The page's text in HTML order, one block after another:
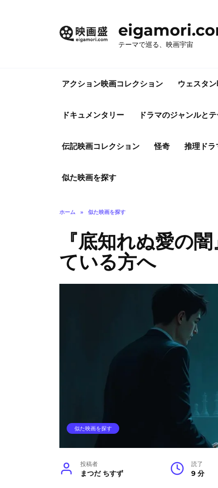
テーマで巡る、映画宇宙
アクション映画コレクション ウェスタ
ドキュメンタリー ドラマのジャンルと
伝記映画コレクション 怪奇 推理ドラ
似た映画を探す
ホーム » 似た映画を探す
『底知れぬ愛の
ている方へ
似た映画を探す
投稿者
まつだ ちすず
読了
9 分